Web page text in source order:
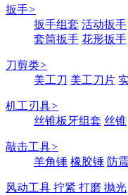
扳手>
扳手组套 活动扳手
套筒扳手 花形扳手
刀剪类>
美工刀 美工刀片
机工刃具>
丝锥板牙组套 丝锥
敲击工具>
羊角锤 橡胶锤 防
风动工具 拧紧 打磨 抛光